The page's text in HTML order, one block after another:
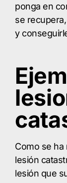
ponga en
se
y
Como se
lesión
lesión que